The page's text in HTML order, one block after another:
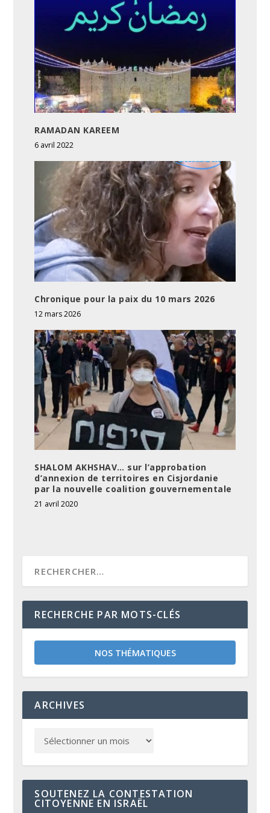
RAMADAN KAREEM
6 avril 2022
Chronique pour la paix du 10 mars 2026
12 mars 2026
SHALOM AKHSHAV… sur l’approbation
d’annexion de territoires en Cisjordanie
par la nouvelle coalition gouvernementale
21 avril 2020
RECHERCHE PAR MOTS-CLÉS
NOS THÉMATIQUES
ARCHIVES
SOUTENEZ LA CONTESTATION
CITOYENNE EN ISRAËL